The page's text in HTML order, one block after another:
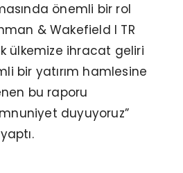
önemli bir rol
& Wakefield I TR
ülkemize ihracat geliri
bir yatırım hamlesine
bu raporu
duyuyoruz”